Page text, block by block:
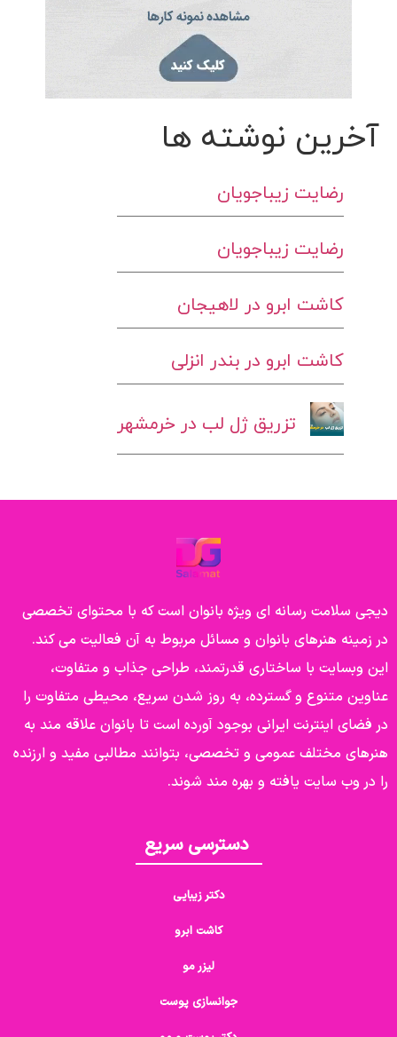
آخرین نوشته ها
رضایت زیباجویان
رضایت زیباجویان
کاشت ابرو در لاهیجان
کاشت ابرو در بندر انزلی
تزریق ژل لب در خرمشهر
دیجی سلامت رسانه ای ویژه بانوان است که با محتوای تخصصی
در زمینه هنرهای بانوان و مسائل مربوط به آن فعالیت می کند.
این وبسایت با ساختاری قدرتمند، طراحی جذاب و متفاوت،
عناوین متنوع و گسترده، به روز شدن سریع، محیطی متفاوت را
در فضای اینترنت ایرانی بوجود آورده است تا بانوان علاقه مند به
هنرهای مختلف عمومی و تخصصی، بتوانند مطالبی مفید و ارزنده
را در وب سایت یافته و بهره مند شوند.
دسترسی سریع
دکتر زیبایی
کاشت ابرو
لیزر مو
جوانسازی پوست